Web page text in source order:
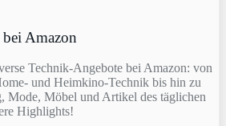
Amazon
Technik-Angebote bei Amazon: von
und Heimkino-Technik bis hin zu
Mode, Möbel und Artikel des täglichen
Highlights!